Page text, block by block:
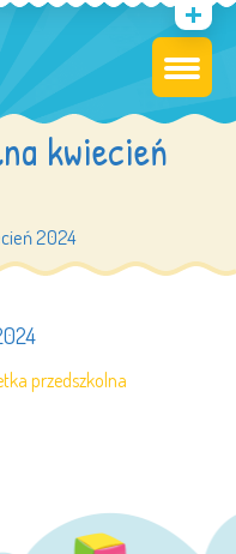
kwiecień
2024
przedszkolna